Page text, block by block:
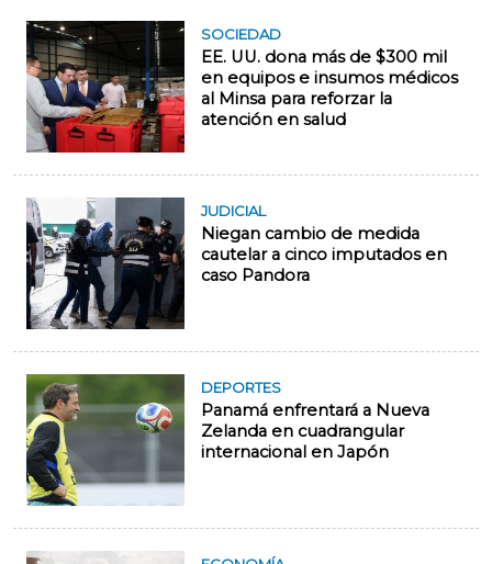
SOCIEDAD
EE. UU. dona más de $300 mil
en equipos e insumos médicos
al Minsa para reforzar la
atención en salud
JUDICIAL
Niegan cambio de medida
cautelar a cinco imputados en
caso Pandora
DEPORTES
Panamá enfrentará a Nueva
Zelanda en cuadrangular
internacional en Japón